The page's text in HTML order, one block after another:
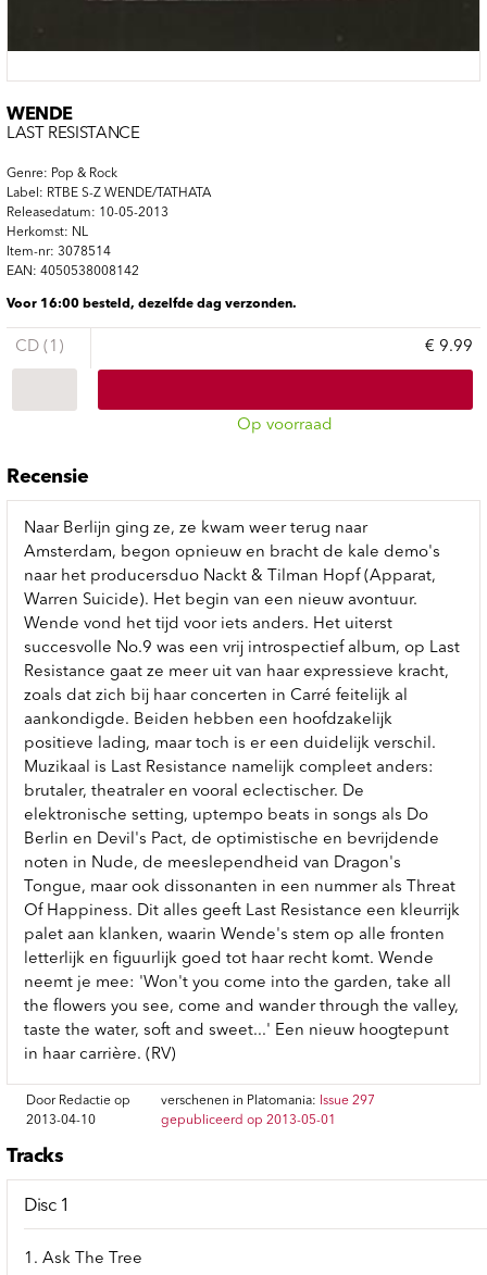
WENDE
LAST RESISTANCE
Genre: Pop & Rock
Label: RTBE S-Z WENDE/TATHATA
Releasedatum: 10-05-2013
Herkomst: NL
Item-nr: 3078514
EAN: 4050538008142
Voor 16:00 besteld, dezelfde dag verzonden.
CD (1) € 9.99
Op voorraad
Recensie
Naar Berlijn ging ze, ze kwam weer terug naar
Amsterdam, begon opnieuw en bracht de kale demo's
naar het producersduo Nackt & Tilman Hopf (Apparat,
Warren Suicide). Het begin van een nieuw avontuur.
Wende vond het tijd voor iets anders. Het uiterst
succesvolle No.9 was een vrij introspectief album, op Last
Resistance gaat ze meer uit van haar expressieve kracht,
zoals dat zich bij haar concerten in Carré feitelijk al
aankondigde. Beiden hebben een hoofdzakelijk
positieve lading, maar toch is er een duidelijk verschil.
Muzikaal is Last Resistance namelijk compleet anders:
brutaler, theatraler en vooral eclectischer. De
elektronische setting, uptempo beats in songs als Do
Berlin en Devil's Pact, de optimistische en bevrijdende
noten in Nude, de meeslependheid van Dragon's
Tongue, maar ook dissonanten in een nummer als Threat
Of Happiness. Dit alles geeft Last Resistance een kleurrijk
palet aan klanken, waarin Wende's stem op alle fronten
letterlijk en figuurlijk goed tot haar recht komt. Wende
neemt je mee: 'Won't you come into the garden, take all
the flowers you see, come and wander through the valley,
taste the water, soft and sweet...' Een nieuw hoogtepunt
in haar carrière. (RV)
Door Redactie op
2013-04-10
verschenen in Platomania: Issue 297
gepubliceerd op 2013-05-01
Tracks
Disc 1
1. Ask The Tree